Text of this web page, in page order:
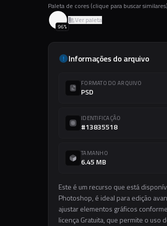
Paleta de cores (clique para buscar
96%
Ver paleta
Informações do arquivo
FORMATO DO ARQUIVO
PSD
IDENTIFICAÇÃO
#13835518
TAMANHO
6.45 MB
Este é um recurso que está
Photoshop, é ideal para edição
ajustar elementos gráficos
licença Gratuita, que permite o uso